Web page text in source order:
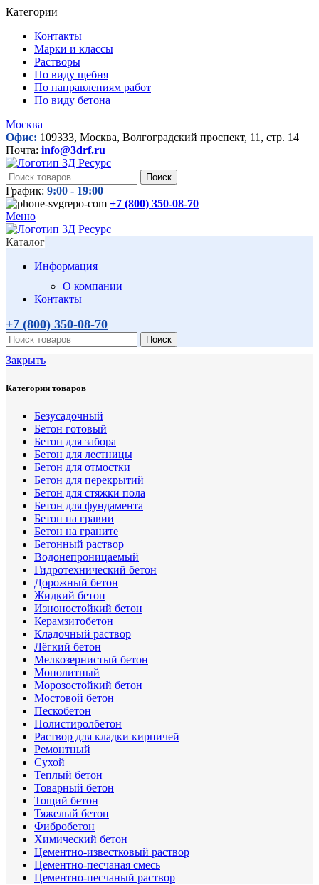
Категории
Контакты
Марки и классы
Растворы
По виду щебня
По направлениям работ
По виду бетона
Москва
Офис: 109333, Москва, Волгоградский проспект, 11, стр. 14
Почта: info@3drf.ru
Поиск
График: 9:00 - 19:00
+7 (800) 350-08-70
Меню
Каталог
Информация
О компании
Контакты
+7 (800) 350-08-70
Поиск
Закрыть
Категории товаров
Безусадочный
Бетон готовый
Бетон для забора
Бетон для лестницы
Бетон для отмостки
Бетон для перекрытий
Бетон для стяжки пола
Бетон для фундамента
Бетон на гравии
Бетон на граните
Бетонный раствор
Водонепроницаемый
Гидротехнический бетон
Дорожный бетон
Жидкий бетон
Изноностойкий бетон
Керамзитобетон
Кладочный раствор
Лёгкий бетон
Мелкозернистый бетон
Монолитный
Морозостойкий бетон
Мостовой бетон
Пескобетон
Полистиролбетон
Раствор для кладки кирпичей
Ремонтный
Сухой
Теплый бетон
Товарный бетон
Тощий бетон
Тяжелый бетон
Фибробетон
Химический бетон
Цементно-известковый раствор
Цементно-песчаная смесь
Цементно-песчаный раствор